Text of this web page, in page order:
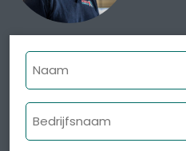
Naam
Bedrijfsnaam